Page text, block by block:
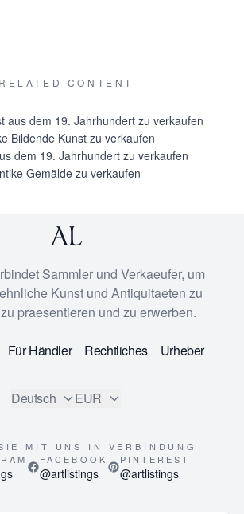
RELATED CONTENT
aus dem 19. Jahrhundert zu verkaufen
Bildende Kunst zu verkaufen
dem 19. Jahrhundert zu verkaufen
Gemälde zu verkaufen
Sammler und Verkaeufer, um
Kunst und Antiquitaeten zu
praesentieren und zu erwerben.
Für Händler Rechtliches Urheber
Deutsch EUR
MIT UNS IN VERBINDUNG
FACEBOOK
@artlistings
PINTEREST
@artlistings